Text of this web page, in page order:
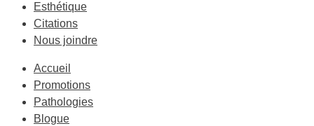
Esthétique
Citations
Nous joindre
Accueil
Promotions
Pathologies
Blogue